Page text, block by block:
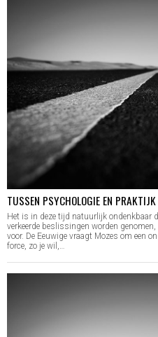
TUSSEN PSYCHOLOGIE EN
Het is in deze tijd natuurlijk ondenkbaar
verkeerde beslissingen worden
voor. De Eeuwige vraagt Mozes om een
force, zo je wil,…